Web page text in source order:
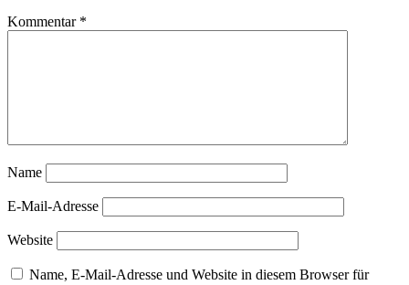
Kommentar *
Name
E-Mail-Adresse
Website
Name, E-Mail-Adresse und Website in diesem Browser für